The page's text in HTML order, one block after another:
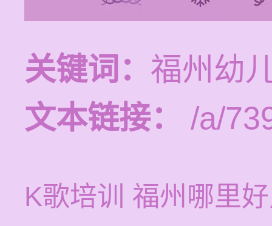
关键词： 福州幼
文本链接：
/a/
K歌培训 福州哪里